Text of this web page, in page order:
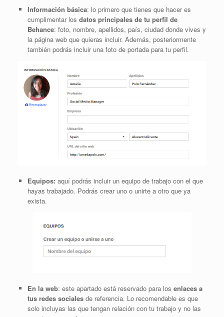
Información básica: lo primero que tienes que hacer es
cumplimentar los datos principales de tu perfil de
Behance: foto, nombre, apellidos, país, ciudad donde vives y
la página web que quieras incluir. Además, posteriormente
también podrás incluir una foto de portada para tu perfil.
Equipos: aquí podrás incluir un equipo de trabajo con el que
hayas trabajado. Podrás crear uno o unirte a otro que ya
exista.
En la web: este apartado está reservado para los enlaces a
tus redes socialesde referencia. Lo recomendable es que
solo incluyas las que tengan relación con tu trabajo y no las